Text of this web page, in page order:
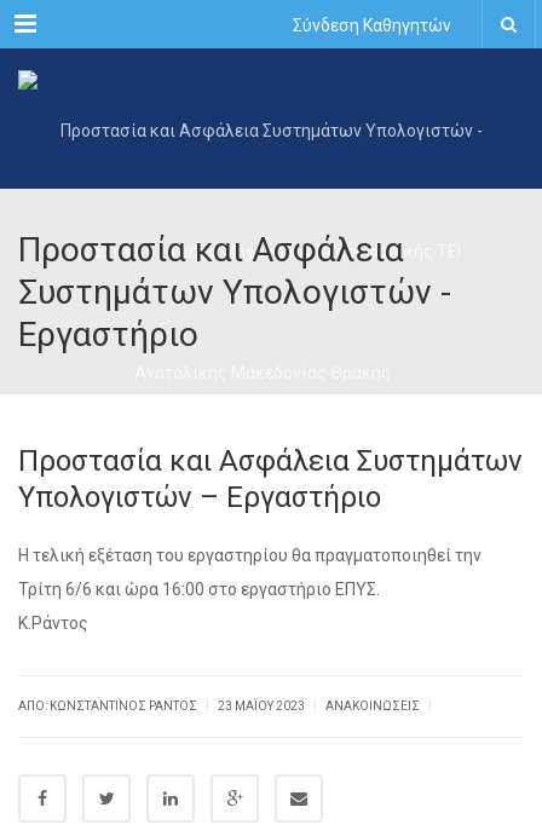
Menu Σύνδεση Καθηγητών
Προστασία και Ασφάλεια
Συστημάτων Υπολογιστών -
Εργαστήριο
Προστασία και Ασφάλεια Συστημάτων
Υπολογιστών – Εργαστήριο
Η τελική εξέταση του εργαστηρίου θα πραγματοποιηθεί την
Τρίτη 6/6 και ώρα 16:00 στο εργαστήριο ΕΠΥΣ.
Κ.Ράντος
ΑΠΌ: ΚΩΝΣΤΑΝΤΊΝΟΣ ΡΆΝΤΟΣ 23 ΜΑΪ́ΟΥ 2023 ΑΝΑΚΟΙΝΏΣΕΙΣ